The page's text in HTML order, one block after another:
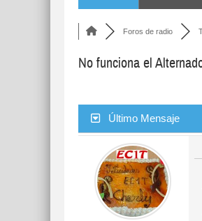
Foros de radio
No funciona el
Último Mensaje